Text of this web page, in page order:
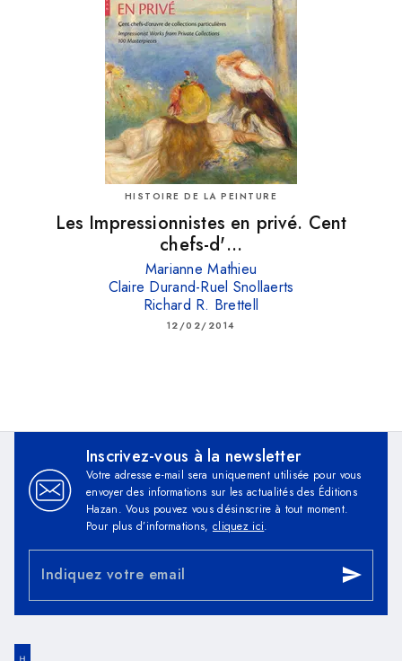
HISTOIRE DE LA PEINTURE
Les Impressionnistes en privé. Cent
chefs-d'…
Marianne Mathieu
Claire Durand-Ruel Snollaerts
Richard R. Brettell
12/02/2014
Inscrivez-vous à la newsletter
Votre adresse e-mail sera uniquement utilisée pour vous
envoyer des informations sur les actualités des Éditions
Hazan. Vous pouvez vous désinscrire à tout moment.
Pour plus d’informations, cliquez ici.
Indiquez votre email send